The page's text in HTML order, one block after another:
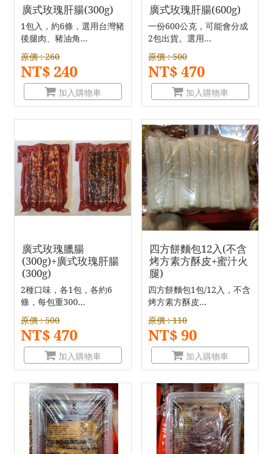
廣式玫瑰肝腸(300g)
1包入，約6條，選用台灣豬
後腿肉、豬油角...
原價 : 260
NT$ 240
加入購物車
廣式玫瑰肝腸(600g)
一份600公克，可能會分成
2包出貨。選用...
原價 : 500
NT$ 470
加入購物車
廣式玫瑰臘腸
(300g)+廣式玫瑰肝腸
(300g)
2種口味，各1包，各約6
條，每包重300...
原價 : 500
NT$ 470
加入購物車
四方餅麵包12入(不含
烤方素方酥皮+蜜汁火
腿)
四方餅麵包1包/12入，不含
烤方素方酥皮...
原價 : 110
NT$ 90
加入購物車